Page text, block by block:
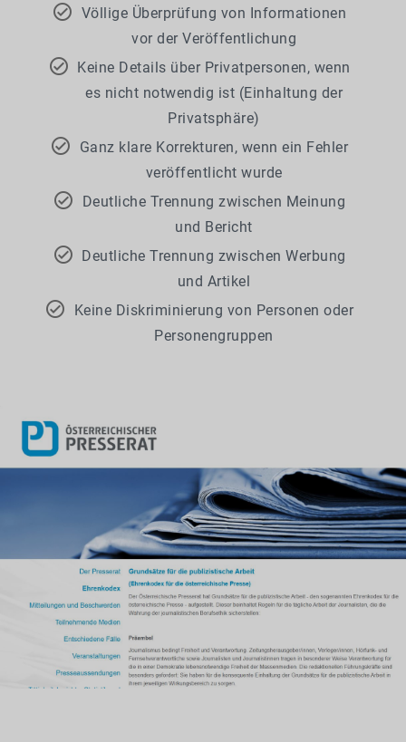
Völlige Überprüfung von Informationen
vor der Veröffentlichung
Keine Details über Privatpersonen, wenn
es nicht notwendig ist (Einhaltung der
Privatsphäre)
Ganz klare Korrekturen, wenn ein Fehler
veröffentlicht wurde
Deutliche Trennung zwischen Meinung
und Bericht
Deutliche Trennung zwischen Werbung
und Artikel
Keine Diskriminierung von Personen oder
Personengruppen